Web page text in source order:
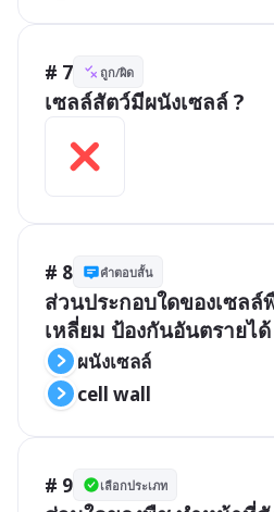
# 7 ถูก/ผิด
เซลล์สัตว์มีผนังเซลล์ ?
# 8 คำตอบสั้น
ส่วนประกอบใดของเซลล์
เหลี่ยม ป้องกันอันตรายได้
ผนังเซลล์
cell wall
# 9 เลือกประเภท